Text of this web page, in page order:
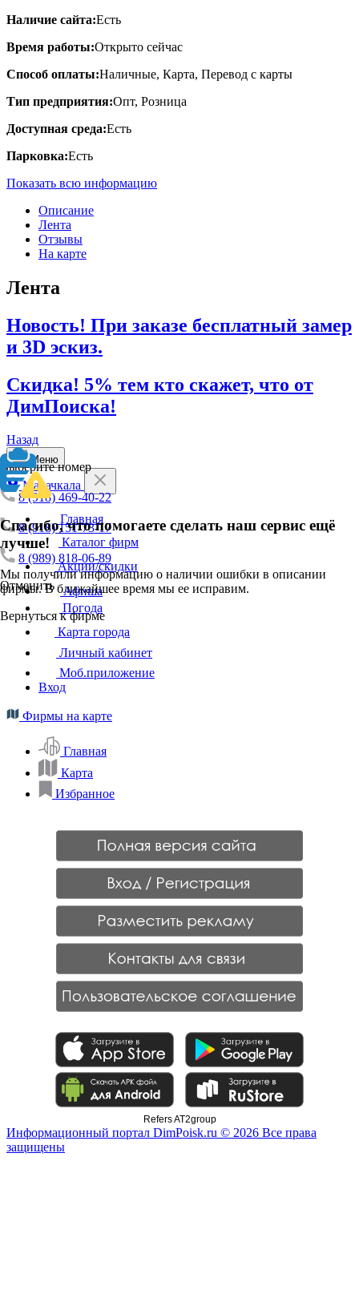
Наличие сайта:Есть
Время работы:Открыто сейчас
Способ оплаты:Наличные, Карта, Перевод с карты
Тип предприятия:Опт, Розница
Доступная среда:Есть
Парковка:Есть
Показать всю информацию
Описание
Лента
Отзывы
На карте
Лента
Новость! При заказе бесплатный замер
и 3D эскиз.
Скидка! 5% тем кто скажет, что от
ДимПоиска!
Назад
Выберите номер
8 (918) 469-40-22
8 (918) 151-73-17
8 (989) 818-06-89
Отменить
Спасибо, что помогаете сделать наш сервис ещё
лучше!
Мы получили информацию о наличии ошибки в описании
фирмы. В ближайшее время мы ее исправим.
Вернуться к фирме
Меню
Махачкала
Главная
Каталог фирм
Акции/скидки
Афиша
Погода
Карта города
Личный кабинет
Моб.приложение
Вход
Фирмы на карте
Главная
Карта
Избранное
Refers AT2group
Информационный портал DimPoisk.ru © 2026 Все права
защищены